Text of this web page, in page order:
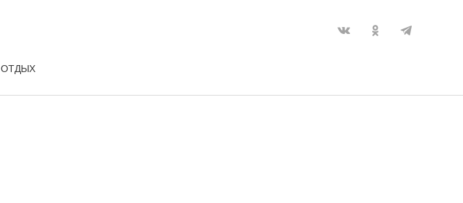
ОТДЫХ